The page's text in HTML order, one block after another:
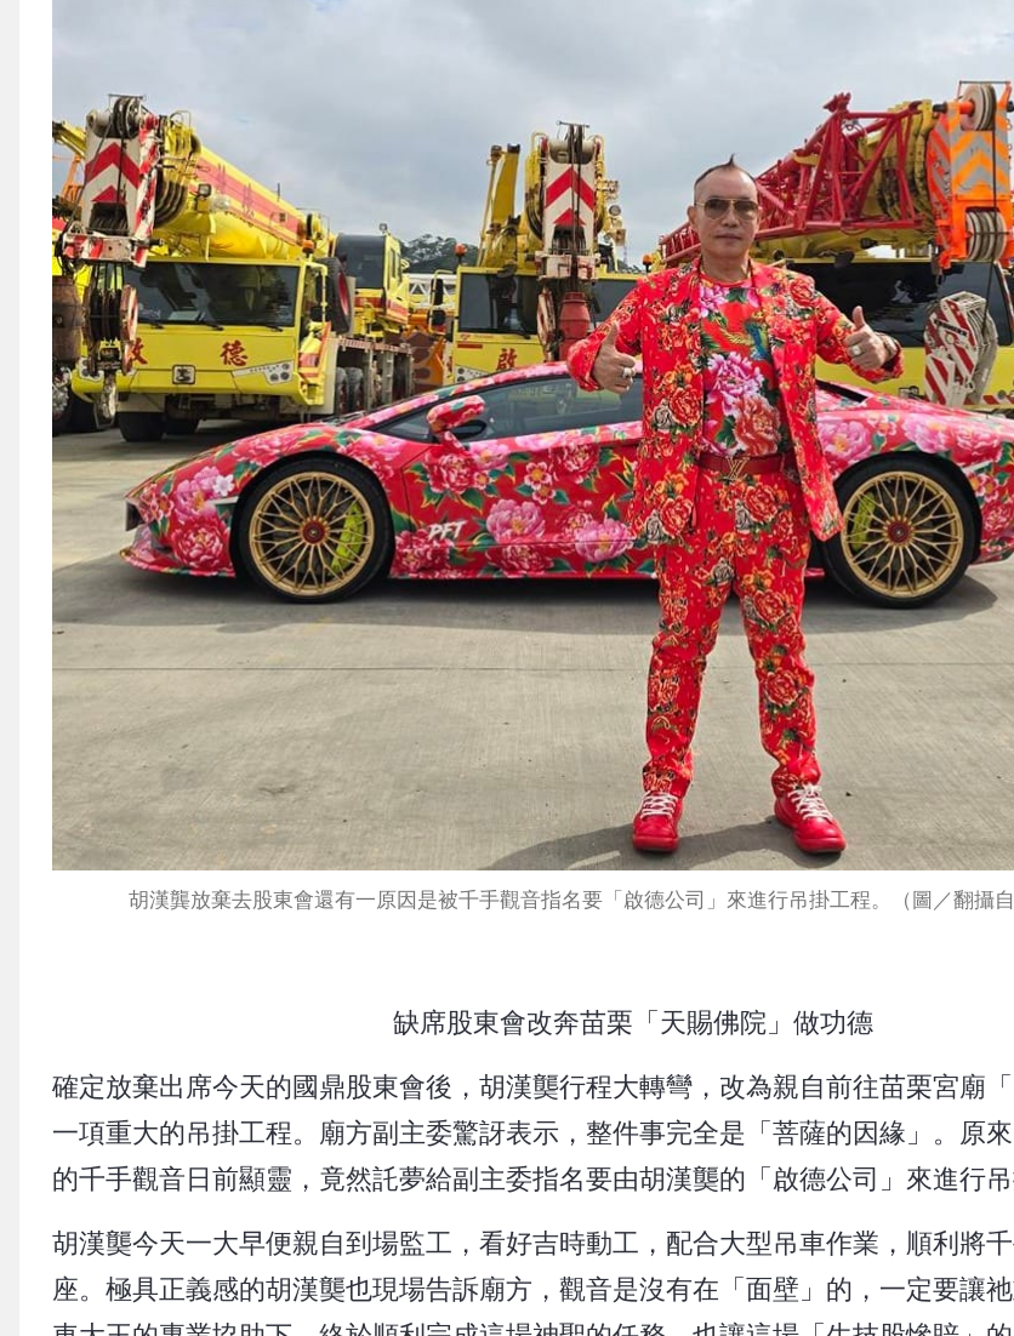
胡漢龔放棄去股東會還有一原因是被千手觀音指名要「啟德公司」來進行吊掛工程。（圖／翻攝自
缺席股東會改奔苗栗「天賜佛院」做功德
確定放棄出席今天的國鼎股東會後，胡漢龑行程大轉彎，改為親自前往苗栗宮廟
一項重大的吊掛工程。廟方副主委驚訝表示，整件事完全是「菩薩的因緣」。原
的千手觀音日前顯靈，竟然託夢給副主委指名要由胡漢龑的「啟德公司」來進行吊
胡漢龑今天一大早便親自到場監工，看好吉時動工，配合大型吊車作業，順利將
座。極具正義感的胡漢龑也現場告訴廟方，觀音是沒有在「面壁」的，一定要讓